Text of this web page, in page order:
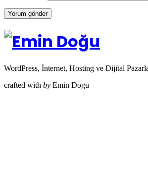
WordPress, İnternet, Hosting ve Dijital
crafted with by Emin Dogu